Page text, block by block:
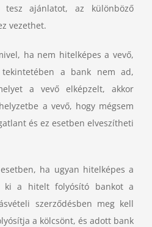
ajánlatot, az különböző
vezethet.
ha nem hitelképes a vevő,
a bank nem ad,
a vevő elképzelt, akkor
a vevő, hogy mégsem
és ez esetben elveszítheti
ha ugyan hitelképes a
ki a hitelt folyósító bankot a
szerződésben meg kell
a kölcsönt, és adott bank